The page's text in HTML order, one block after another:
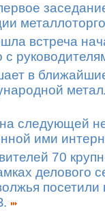
встреча
в
следующей
ими
70
делового
посетили